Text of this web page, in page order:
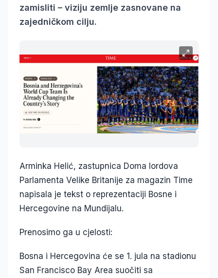
zamisliti – viziju zemlje zasnovane na
zajedničkom cilju.
Arminka Helić, zastupnica Doma lordova
Parlamenta Velike Britanije za magazin Time
napisala je tekst o reprezentaciji Bosne i
Hercegovine na Mundijalu.
Prenosimo ga u cjelosti:
Bosna i Hercegovina će se 1. jula na stadionu
San Francisco Bay Area suočiti sa